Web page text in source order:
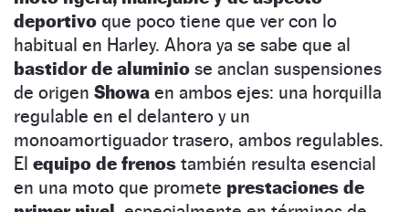
deportivo que poco tiene que ver con lo
habitual en Harley. Ahora ya se sabe que al
bastidor de aluminio se anclan suspensiones
de origen Showa en ambos ejes: una horquilla
regulable en el delantero y un
monoamortiguador trasero, ambos regulables.
El equipo de frenos también resulta esencial
en una moto que promete prestaciones de